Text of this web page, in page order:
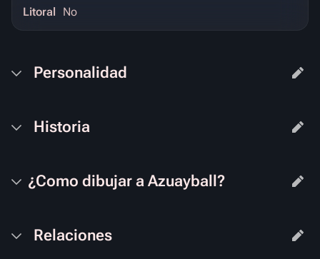
Litoral No
Personalidad
Historia
¿Como dibujar a Azuayball?
Relaciones